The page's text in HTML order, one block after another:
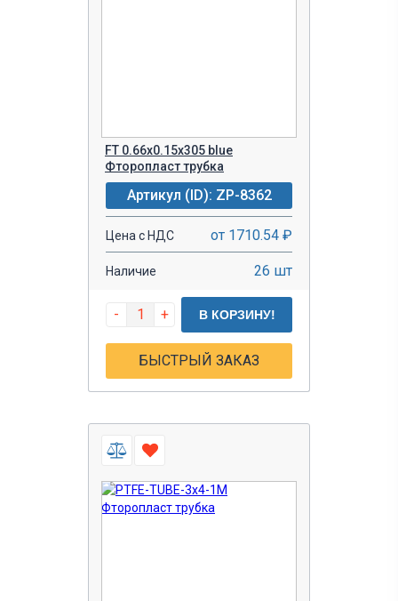
FT 0.66x0.15x305 blue
Фторопласт трубка
Артикул (ID): ZP-8362
Цена с НДС от 1710.54 ₽
Наличие 26 шт
- + В КОРЗИНУ!
БЫСТРЫЙ ЗАКАЗ